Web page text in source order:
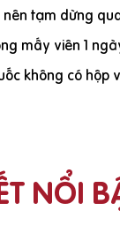
nên tạm dừng
mấy viên 1
không có
NỔI